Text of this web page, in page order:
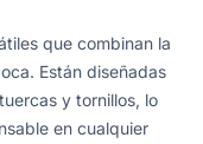
que combinan la
Están diseñadas
y tornillos, lo
en cualquier